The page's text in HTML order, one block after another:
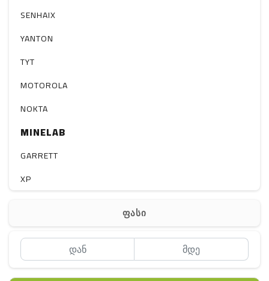
სხვა
SENHAIX
YANTON
TYT
MOTOROLA
NOKTA
MINELAB
GARRETT
XP
QYT
ფასი